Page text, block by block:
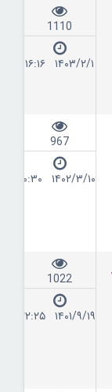
1110
۱۴۰۳/۲/۱ ۱۶:۱۶
967
۱۴۰۲/۳/۱۰ ۰۰:۳۰
1022
۱۴۰۱/۹/۱۹ ۲۲:۲۵